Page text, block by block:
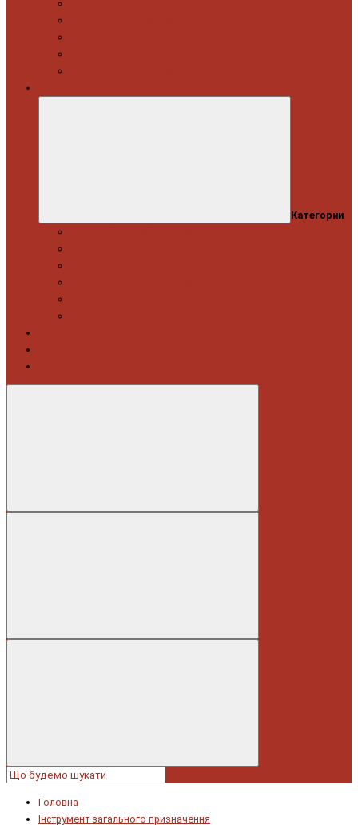
Категории
Головна
Інструмент загального призначення